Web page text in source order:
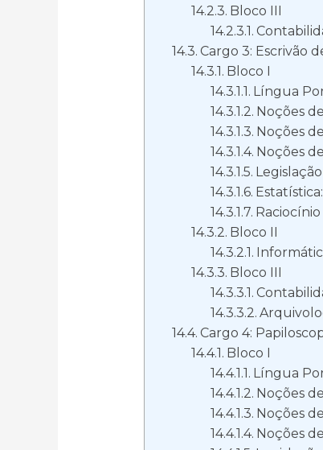
Bloco III
Cargo 3: Escrivão
Bloco I
Língua
Noções
Noções
Noções
Estatística:
Bloco II
Bloco III
Cargo 4:
Bloco I
Língua
Noções
Noções
Noções